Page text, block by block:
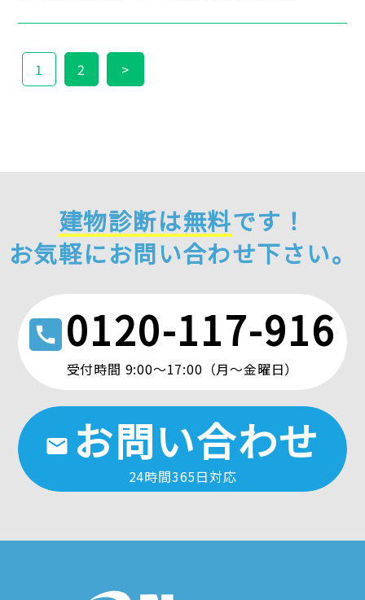
1 2 >
建物診断は無料です！
お気軽にお問い合わせ下さい。
call 0120-117-916
受付時間 9:00〜17:00（月〜金曜日）
mail お問い合わせ
24時間365日対応